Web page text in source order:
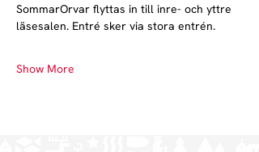
SommarOrvar flyttas in till inre- och yttre
läsesalen. Entré sker via stora entrén.
Show More